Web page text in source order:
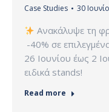
Case Studies 30
Ανακάλυψε τη
-40% σε
26 Ιουνίου έως 2
ειδικά stands!
Read more